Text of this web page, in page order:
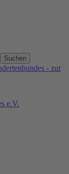
Suchen
e.V.